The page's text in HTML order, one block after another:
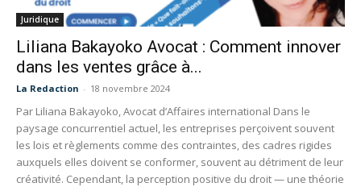
Juridique
Liliana Bakayoko Avocat : Comment innover
dans les ventes grâce à...
La Redaction - 18 novembre 2024
Par Liliana Bakayoko, Avocat d’Affaires international Dans le
paysage concurrentiel actuel, les entreprises perçoivent souvent
les lois et règlements comme des contraintes, des cadres rigides
auxquels elles doivent se conformer, souvent au détriment de leur
créativité. Cependant, la perception positive du droit — une théorie